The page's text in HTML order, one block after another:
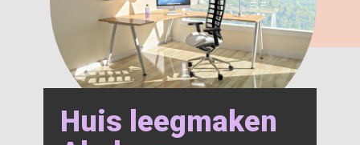
Huis leegmaken